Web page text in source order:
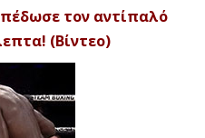
τον αντίπαλό
(Βίντεο)